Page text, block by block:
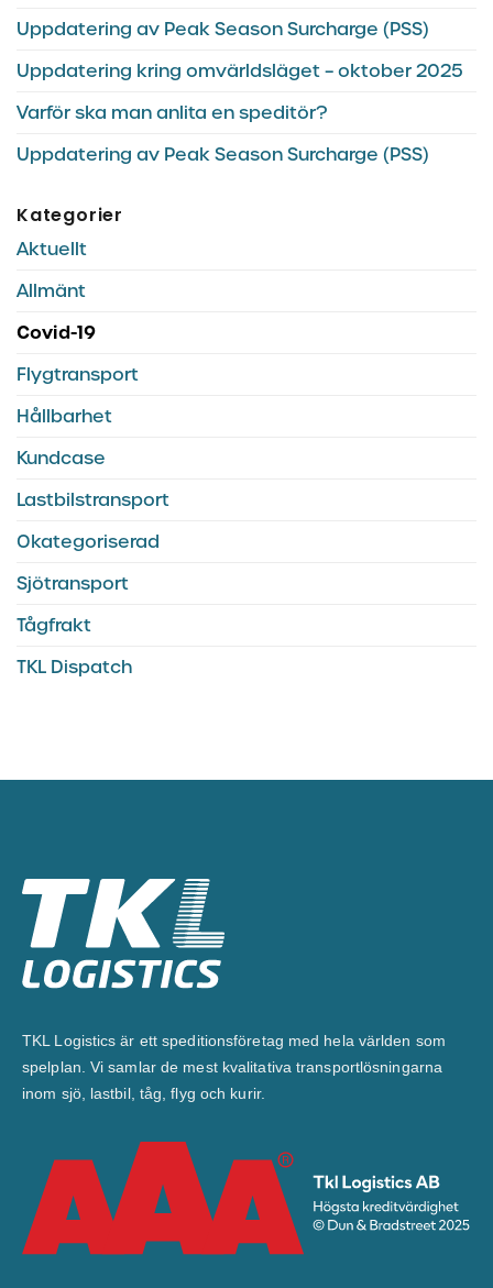
Uppdatering av Peak Season Surcharge (PSS)
Uppdatering kring omvärldsläget – oktober 2025
Varför ska man anlita en speditör?
Uppdatering av Peak Season Surcharge (PSS)
Kategorier
Aktuellt
Allmänt
Covid-19
Flygtransport
Hållbarhet
Kundcase
Lastbilstransport
Okategoriserad
Sjötransport
Tågfrakt
TKL Dispatch
TKL Logistics är ett speditionsföretag med hela världen som
spelplan. Vi samlar de mest kvalitativa transportlösningarna
inom sjö, lastbil, tåg, flyg och kurir.